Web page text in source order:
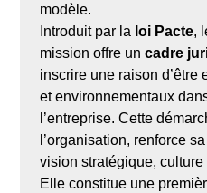
modèle.
Introduit par la loi Pacte,
mission offre uncadre
inscrire une raison d’être
et environnementaux
l’entreprise. Cette
l’organisation, renforce
vision stratégique,
Elle constitue une